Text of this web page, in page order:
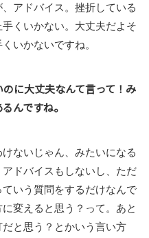
アドバイス。挫折している
くいかない。大丈夫だよそ
いかないですね。
に大丈夫なんて言って！み
んですね。
ないじゃん、みたいになる
ドバイスもしないし、ただ
いう質問をするだけなんで
変えると思う？って。あと
と思う？とかいう言い方